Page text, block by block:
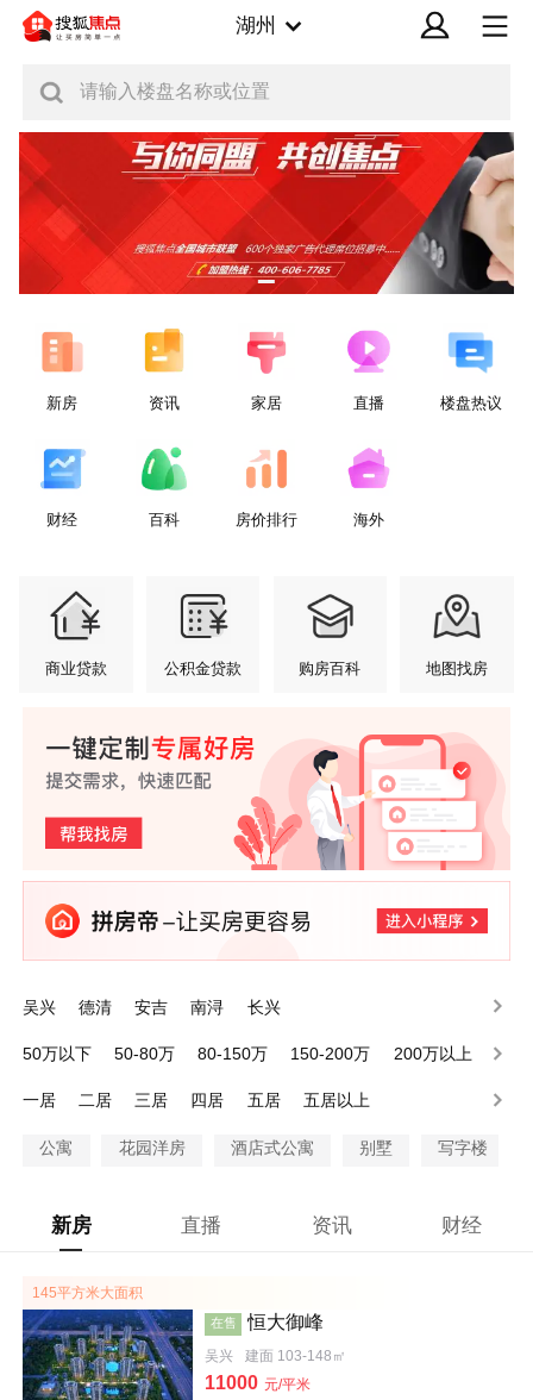
湖州
请输入楼盘名称或位置
新房 资讯 家居 直播 楼盘热议
财经 百科 房价排行 海外
商业贷款 公积金贷款 购房百科 地图找房
吴兴 德清 安吉 南浔 长兴
50万以下 50-80万 80-150万 150-200万 200万以上
一居 二居 三居 四居 五居 五居以上
公寓 花园洋房 酒店式公寓 别墅 写字楼
新房 直播 资讯 财经
145平方米大面积
在售 恒大御峰
吴兴 建面 103-148㎡
11000 元/平米